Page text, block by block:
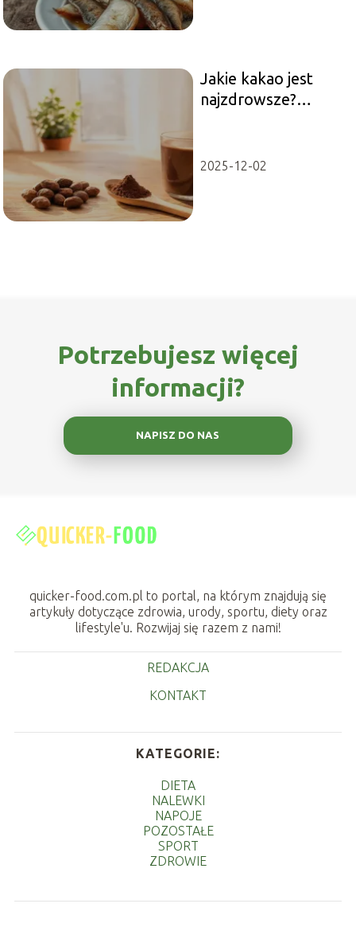
Jakie kakao jest
najzdrowsze?
wyboru
2025-12-02
Potrzebujesz więcej
informacji?
NAPISZ DO NAS
quicker-food.com.pl to portal, na którym znajdują się
artykuły dotyczące zdrowia, urody, sportu, diety oraz
lifestyle'u. Rozwijaj się razem z nami!
REDAKCJA
KONTAKT
KATEGORIE:
DIETA
NALEWKI
NAPOJE
POZOSTAŁE
SPORT
ZDROWIE